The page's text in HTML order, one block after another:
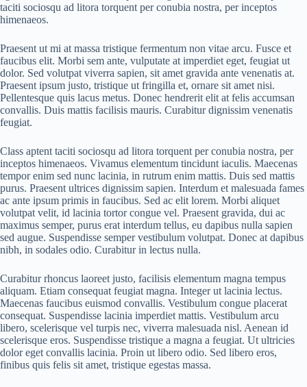
taciti sociosqu ad litora torquent per conubia nostra, per inceptos
himenaeos.
Praesent ut mi at massa tristique fermentum non vitae arcu. Fusce et
faucibus elit. Morbi sem ante, vulputate at imperdiet eget, feugiat ut
dolor. Sed volutpat viverra sapien, sit amet gravida ante venenatis at.
Praesent ipsum justo, tristique ut fringilla et, ornare sit amet nisi.
Pellentesque quis lacus metus. Donec hendrerit elit at felis accumsan
convallis. Duis mattis facilisis mauris. Curabitur dignissim venenatis
feugiat.
Class aptent taciti sociosqu ad litora torquent per conubia nostra, per
inceptos himenaeos. Vivamus elementum tincidunt iaculis. Maecenas
tempor enim sed nunc lacinia, in rutrum enim mattis. Duis sed mattis
purus. Praesent ultrices dignissim sapien. Interdum et malesuada fames
ac ante ipsum primis in faucibus. Sed ac elit lorem. Morbi aliquet
volutpat velit, id lacinia tortor congue vel. Praesent gravida, dui ac
maximus semper, purus erat interdum tellus, eu dapibus nulla sapien
sed augue. Suspendisse semper vestibulum volutpat. Donec at dapibus
nibh, in sodales odio. Curabitur in lectus nulla.
Curabitur rhoncus laoreet justo, facilisis elementum magna tempus
aliquam. Etiam consequat feugiat magna. Integer ut lacinia lectus.
Maecenas faucibus euismod convallis. Vestibulum congue placerat
consequat. Suspendisse lacinia imperdiet mattis. Vestibulum arcu
libero, scelerisque vel turpis nec, viverra malesuada nisl. Aenean id
scelerisque eros. Suspendisse tristique a magna a feugiat. Ut ultricies
dolor eget convallis lacinia. Proin ut libero odio. Sed libero eros,
finibus quis felis sit amet, tristique egestas massa.